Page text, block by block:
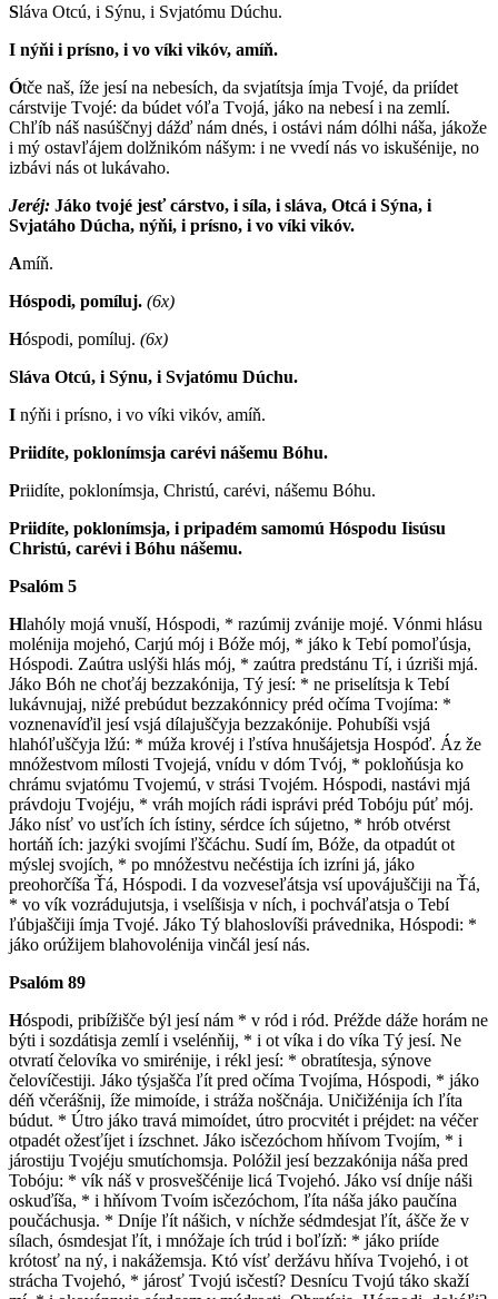
Sláva Otcú, i Sýnu, i Svjatómu Dúchu.
I nýňi i prísno, i vo víki vikóv, amíň.
Ótče naš, íže jesí na nebesích, da svjatítsja ímja Tvojé, da priídet
cárstvije Tvojé: da búdet vóľa Tvojá, jáko na nebesí i na zemlí.
Chľíb náš nasúščnyj dážď nám dnés, i ostávi nám dólhi náša, jákože
i mý ostavľájem dolžnikóm nášym: i ne vvedí nás vo iskušénije, no
izbávi nás ot lukávaho.
Jeréj: Jáko tvojé jesť cárstvo, i síla, i sláva, Otcá i Sýna, i
Svjatáho Dúcha, nýňi, i prísno, i vo víki vikóv.
Amíň.
Hóspodi, pomíluj. (6x)
Hóspodi, pomíluj. (6x)
Sláva Otcú, i Sýnu, i Svjatómu Dúchu.
I nýňi i prísno, i vo víki vikóv, amíň.
Priidíte, poklonímsja carévi nášemu Bóhu.
Priidíte, poklonímsja, Christú, carévi, nášemu Bóhu.
Priidíte, poklonímsja, i pripadém samomú Hóspodu Iisúsu
Christú, carévi i Bóhu nášemu.
Psalóm 5
Hlahóly mojá vnuší, Hóspodi, * razúmij zvánije mojé. Vónmi hlásu
molénija mojehó, Carjú mój i Bóže mój, * jáko k Tebí pomoľúsja,
Hóspodi. Zaútra uslýši hlás mój, * zaútra predstánu Tí, i úzriši mjá.
Jáko Bóh ne choťáj bezzakónija, Tý jesí: * ne priselítsja k Tebí
lukávnujaj, nižé prebúdut bezzakónnicy préd očíma Tvojíma: *
voznenavíďil jesí vsjá dílajuščyja bezzakónije. Pohubíši vsjá
hlahóľuščyja lžú: * múža krovéj i ľstíva hnušájetsja Hospóď. Áz že
mnóžestvom mílosti Tvojejá, vnídu v dóm Tvój, * pokloňúsja ko
chrámu svjatómu Tvojemú, v strási Tvojém. Hóspodi, nastávi mjá
právdoju Tvojéju, * vráh mojích rádi isprávi préd Tobóju púť mój.
Jáko nísť vo usťích ích ístiny, sérdce ích sújetno, * hrób otvérst
hortáň ích: jazýki svojími ľščáchu. Sudí ím, Bóže, da otpadút ot
mýslej svojích, * po mnóžestvu nečéstija ích izríni já, jáko
preohorčíša Ťá, Hóspodi. I da vozveseľátsja vsí upovájuščiji na Ťá,
* vo vík vozrádujutsja, i vselíšisja v ních, i pochváľatsja o Tebí
ľúbjaščiji ímja Tvojé. Jáko Tý blahoslovíši právednika, Hóspodi: *
jáko orúžijem blahovolénija vinčál jesí nás.
Psalóm 89
Hóspodi, pribížišče býl jesí nám * v ród i ród. Préžde dáže horám ne
býti i sozdátisja zemlí i vselénňij, * i ot víka i do víka Tý jesí. Ne
otvratí čelovíka vo smirénije, i rékl jesí: * obratítesja, sýnove
čelovíčestiji. Jáko týsjašča ľít pred očíma Tvojíma, Hóspodi, * jáko
déň včerášnij, íže mimoíde, i stráža noščnája. Uničižénija ích ľíta
búdut. * Útro jáko travá mimoídet, útro procvitét i préjdet: na véčer
otpadét ožesťíjet i ízschnet. Jáko isčezóchom hňívom Tvojím, * i
járostiju Tvojéju smutíchomsja. Polóžil jesí bezzakónija náša pred
Tobóju: * vík náš v prosveščénije licá Tvojehó. Jáko vsí dníje náši
oskuďíša, * i hňívom Tvoím isčezóchom, ľíta náša jáko paučína
poučáchusja. * Dníje ľít nášich, v níchže sédmdesjat ľít, ášče že v
sílach, ósmdesjat ľít, i mnóžaje ích trúd i boľízň: * jáko priíde
krótosť na ný, i nakážemsja. Któ vísť deržávu hňíva Tvojehó, i ot
strácha Tvojehó, * járosť Tvojú isčestí? Desnícu Tvojú táko skaží